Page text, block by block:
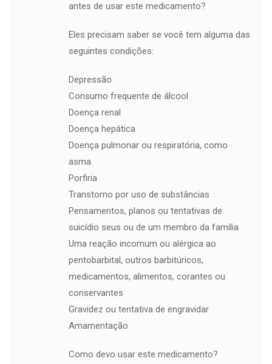
antes de usar este medicamento?
Eles precisam saber se você tem alguma das
seguintes condições:
Depressão
Consumo frequente de álcool
Doença renal
Doença hepática
Doença pulmonar ou respiratória, como
asma
Porfiria
Transtorno por uso de substâncias
Pensamentos, planos ou tentativas de
suicídio seus ou de um membro da família
Uma reação incomum ou alérgica ao
pentobarbital, outros barbitúricos,
medicamentos, alimentos, corantes ou
conservantes
Gravidez ou tentativa de engravidar
Amamentação
Como devo usar este medicamento?